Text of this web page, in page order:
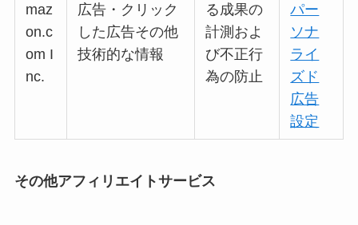
maz
on.c
om I
nc.
広告・クリック
した広告その他
技術的な情報
る成果の
計測およ
び不正行
為の防止
パー
ソナ
ライ
ズド
広告
設定
その他アフィリエイトサービス